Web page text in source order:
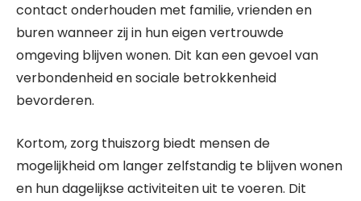
contact onderhouden met familie, vrienden en
buren wanneer zij in hun eigen vertrouwde
omgeving blijven wonen. Dit kan een gevoel van
verbondenheid en sociale betrokkenheid
bevorderen.
Kortom, zorg thuiszorg biedt mensen de
mogelijkheid om langer zelfstandig te blijven wonen
en hun dagelijkse activiteiten uit te voeren. Dit